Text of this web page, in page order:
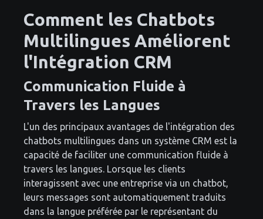
Comment les Chatbots
Multilingues Améliorent
l'Intégration CRM
Communication Fluide à
Travers les Langues
L'un des principaux avantages de l'intégration des
chatbots multilingues dans un système CRM est la
capacité de faciliter une communication fluide à
travers les langues. Lorsque les clients
interagissent avec une entreprise via un chatbot,
leurs messages sont automatiquement traduits
dans la langue préférée par le représentant du